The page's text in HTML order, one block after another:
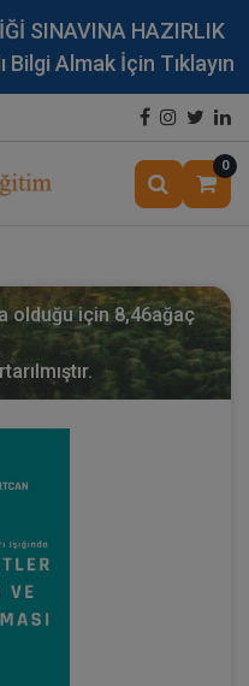
SINAVINA HAZIRLIK
Bilgi Almak İçin Tıklayın
0
olduğu için 8,46ağaç